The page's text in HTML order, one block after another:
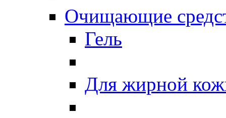
Очищающие
Гель
Для жирной